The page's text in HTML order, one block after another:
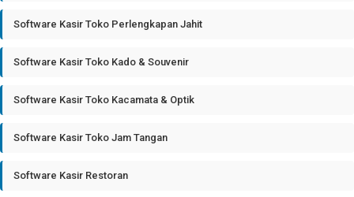
Software Kasir Toko Perlengkapan Jahit
Software Kasir Toko Kado & Souvenir
Software Kasir Toko Kacamata & Optik
Software Kasir Toko Jam Tangan
Software Kasir Restoran